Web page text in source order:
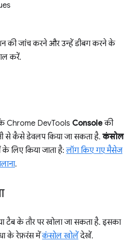
की जांच करने और उन्हें डीबग करने के
करें.
Chrome DevTools Consoleकी
से कैसे डेवलप किया जा सकता है.कंसोल
के लिए किया जाता है:लॉग किए गए मैसेज
.
टैब के तौर पर खोला जा सकता है. इसका
के रेफ़रंस मेंकंसोल खोलेंदेखें.